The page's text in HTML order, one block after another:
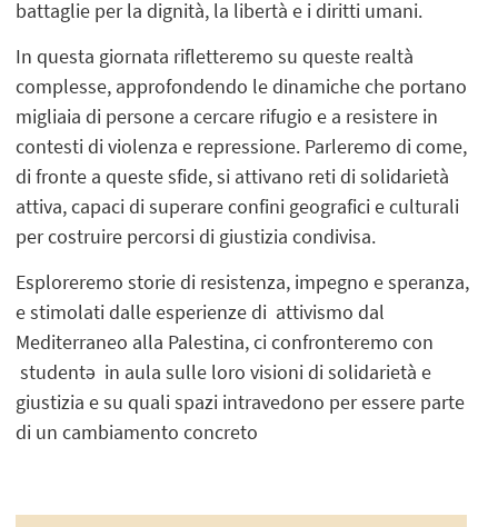
battaglie per la dignità, la libertà e i diritti umani.
In questa giornata rifletteremo su queste realtà
complesse, approfondendo le dinamiche che portano
migliaia di persone a cercare rifugio e a resistere in
contesti di violenza e repressione. Parleremo di come,
di fronte a queste sfide, si attivano reti di solidarietà
attiva, capaci di superare confini geografici e culturali
per costruire percorsi di giustizia condivisa.
Esploreremo storie di resistenza, impegno e speranza,
e stimolati dalle esperienze di attivismo dal
Mediterraneo alla Palestina, ci confronteremo con
studentə in aula sulle loro visioni di solidarietà e
giustizia e su quali spazi intravedono per essere parte
di un cambiamento concreto